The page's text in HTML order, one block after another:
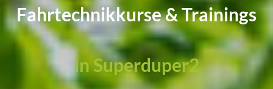
Fahrtechnikkurse & Trainings
in Superduper2